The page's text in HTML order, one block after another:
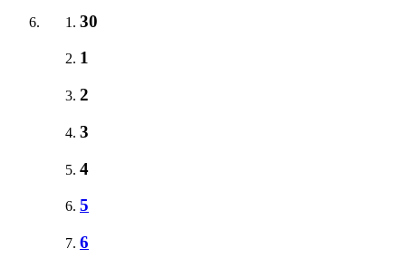
30
1
2
3
4
5
6